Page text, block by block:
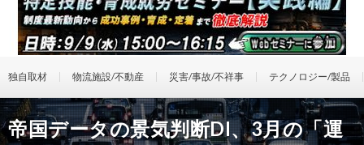
独自取材 物流施設/不動産 災害/事故/不祥事 テクノロジー/製品
帝国データの景気判断DI、3月の「運